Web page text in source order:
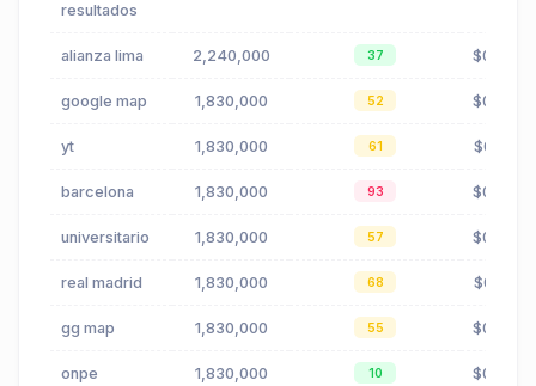
resultados
alianza lima 2,240,000 37 $0.29
google map 1,830,000 52 $0.05
yt 1,830,000 61 $0.01
barcelona 1,830,000 93 $0.69
universitario 1,830,000 57 $0.37
real madrid 1,830,000 68 $0.21
gg map 1,830,000 55 $0.05
onpe
1,830,000 10 $0.35